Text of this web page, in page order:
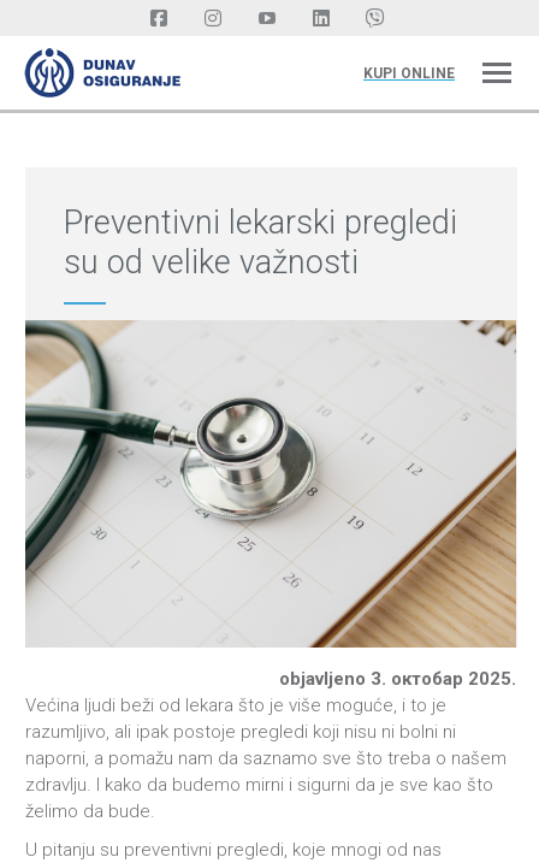
KUPI ONLINE
Preventivni lekarski pregledi
su od velike važnosti
objavljeno 3. октобар 2025.
Većina ljudi beži od lekara što je više moguće, i to je
razumljivo, ali ipak postoje pregledi koji nisu ni bolni ni
naporni, a pomažu nam da saznamo sve što treba o našem
zdravlju. I kako da budemo mirni i sigurni da je sve kao što
želimo da bude.
U pitanju su preventivni pregledi, koje mnogi od nas